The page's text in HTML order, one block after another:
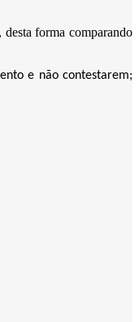
, desta forma comparando
e não contestarem;